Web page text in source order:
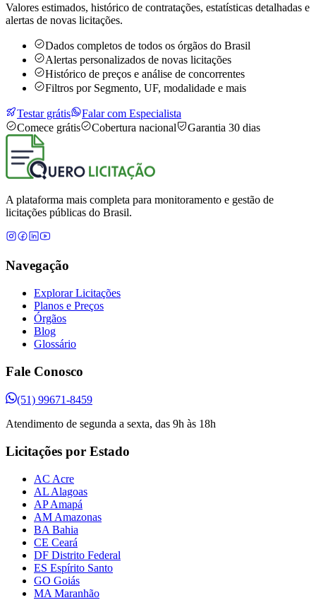
Valores estimados, histórico de contratações, estatísticas detalhadas e
alertas de novas licitações.
Dados completos de todos os órgãos do Brasil
Alertas personalizados de novas licitações
Histórico de preços e análise de concorrentes
Filtros por Segmento, UF, modalidade e mais
Testar grátis
Falar com Especialista
Comece grátis
Cobertura nacional Garantia 30 dias
A plataforma mais completa para monitoramento e gestão de
licitações públicas do Brasil.
Navegação
Explorar Licitações
Planos e Preços
Órgãos
Blog
Glossário
Fale Conosco
(51) 99671-8459
Atendimento de segunda a sexta, das 9h às 18h
Licitações por Estado
AC Acre
AL Alagoas
AP Amapá
AM Amazonas
BA Bahia
CE Ceará
DF Distrito Federal
ES Espírito Santo
GO Goiás
MA Maranhão